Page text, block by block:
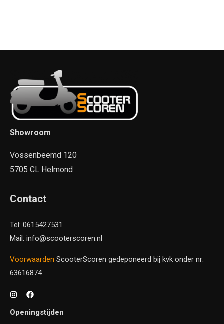
Showroom
Vossenbeemd 120
5705 CL Helmond
Contact
Tel: 0615427531
Mail: info@scooterscoren.nl
Voorwaarden ScooterScoren gedeponeerd bij kvk onder nr:
63616874
Openingstijden